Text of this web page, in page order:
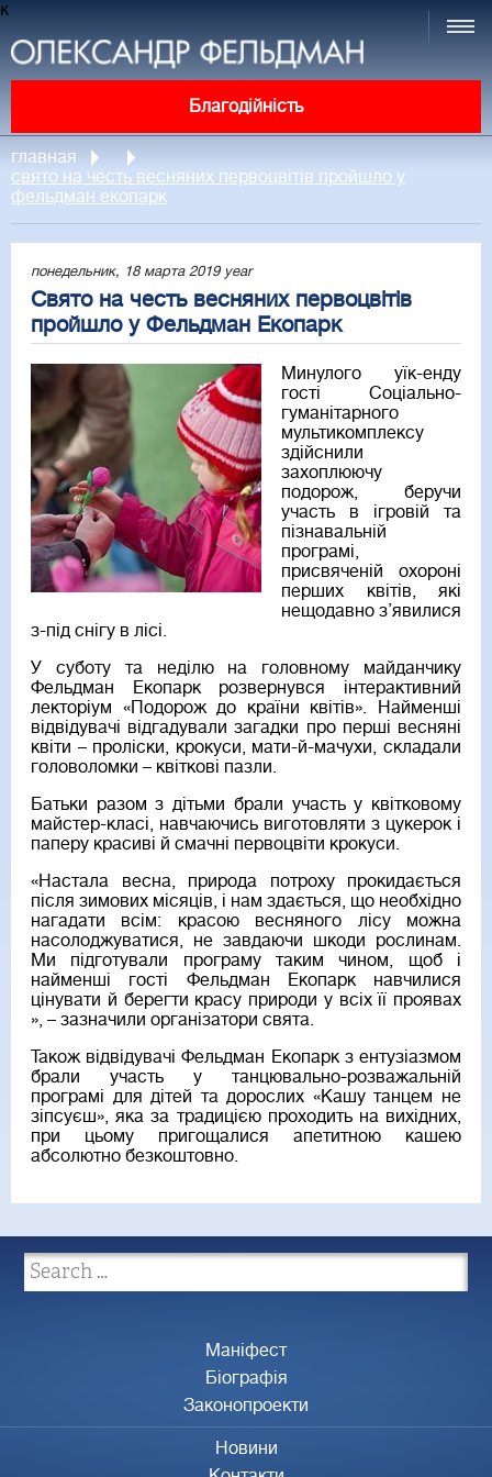
к
Благодійність
главная
свято на честь весняних первоцвітів пройшло у
фельдман екопарк
понедельник, 18 марта 2019 year
Свято на честь весняних первоцвітів
пройшло у Фельдман Екопарк
Минулого уїк-енду
гості Соціально-
гуманітарного
мультикомплексу
здійснили
захоплюючу
подорож, беручи
участь в ігровій та
пізнавальній
програмі,
присвяченій охороні
перших квітів, які
нещодавно з’явилися
з-під снігу в лісі.
У суботу та неділю на головному майданчику
Фельдман Екопарк розвернувся інтерактивний
лекторіум «Подорож до країни квітів». Найменші
відвідувачі відгадували загадки про перші весняні
квіти – проліски, крокуси, мати-й-мачухи, складали
головоломки – квіткові пазли.
Батьки разом з дітьми брали участь у квітковому
майстер-класі, навчаючись виготовляти з цукерок і
паперу красиві й смачні первоцвіти крокуси.
«Настала весна, природа потроху прокидається
після зимових місяців, і нам здається, що необхідно
нагадати всім: красою весняного лісу можна
насолоджуватися, не завдаючи шкоди рослинам.
Ми підготували програму таким чином, щоб і
найменші гості Фельдман Екопарк навчилися
цінувати й берегти красу природи у всіх її проявах
», – зазначили організатори свята.
Також відвідувачі Фельдман Екопарк з ентузіазмом
брали участь у танцювально-розважальній
програмі для дітей та дорослих «Кашу танцем не
зіпсуєш», яка за традицією проходить на вихідних,
при цьому пригощалися апетитною кашею
абсолютно безкоштовно.
Маніфест
Біографія
Законопроекти
Новини